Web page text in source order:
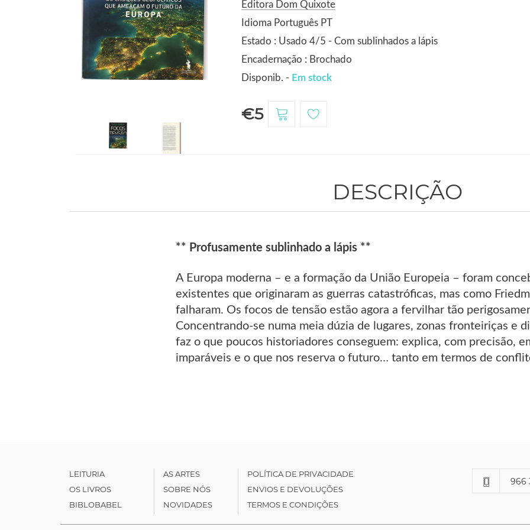
Editora Dom Quixote
Idioma Português PT
Estado : Usado 4/5 - Com sublinhados a lápis
Encadernação : Brochado
Disponib. - Em stock
€5
DESCRIÇÃO
** Profusamente sublinhado a lápis **
A Europa moderna – e a formação da União Europeia – foram
existentes que originaram as guerras catastróficas, mas como
falharam. Os focos de tensão estão agora a fervilhar tão
Concentrando-se numa meia dúzia de lugares, zonas fronteiriças e
faz o que poucos historiadores conseguem: explica, com precisão,
imparáveis e o que nos reserva o futuro… tanto em termos de
LEITURIA
OS LIVROS
BIBLOBABEL
AS ARTES
SOBRE NÓS
NOVIDADES
POLÍTICA DE PRIVACIDADE
ENVIOS E DEVOLUÇÕES
TERMOS E CONDIÇÕES
966